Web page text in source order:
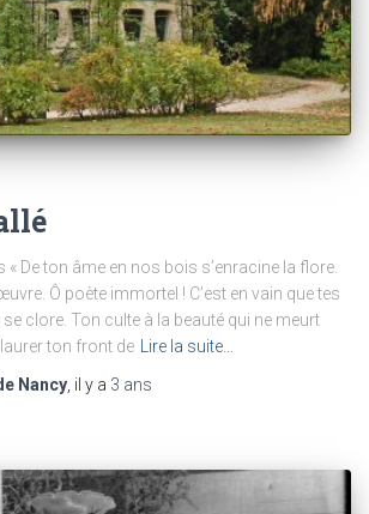
« De ton âme en nos bois s’enracine la flore.
Ô poète immortel ! C’est en vain que tes
clore. Ton culte à la beauté qui ne meurt
ton front de
Lire la suite…
Nancy , il y a 3 ans